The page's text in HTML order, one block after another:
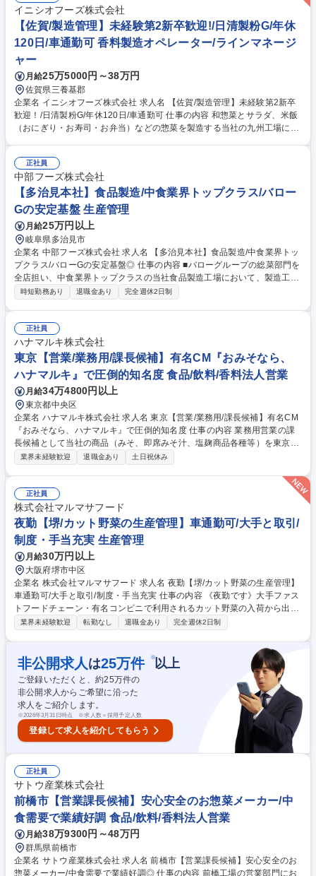
イニシオフーズ株式会社
【佐賀/製造管理】未経験第2新卒歓迎!/日清製粉G/年休
120日/車通勤可 香料製造オペレーター/ラインマネージ
ャー
月給25万5000円～38万円
佐賀県三養基郡
企業名 イニシオフーズ株式会社 求人名 【佐賀/製造管理】未経験第2新卒
歓迎！/日清製粉G/年休120日/車通勤可 仕事の内容 和惣菜とサラダ、米飯
（おにぎり・お寿司・お弁当）などの惣菜を製造する当社の九州工場にお
場での製造 ■部下(パート、アルバイトメンバー)への指示出し、シフト調
整、トレーニングの実施 ■納品時間に間に合うよう業務・人員の調整 ■そ
の他、製造現場の担当として生産性向上や事故の予防などの取り組み 募集
職種 【佐賀/製造管理】未経験第2新卒歓迎！/日清製粉G/年休120日/車通
勤可
正社員
中部フーズ株式会社
【多治見本社】食品製造/中食業界トップクラス/バロー
Gの安定基盤 生産管理
月給25万円以上
岐阜県多治見市
企業名 中部フーズ株式会社 求人名 【多治見本社】食品製造/中食業界トッ
プクラス/バローGの安定基盤◎ 仕事の内容 ■バローグループの総菜部門を
全店担い、中食業界トップクラスの当社食品製造工場において、製造工程
管理やパートスタッフへの指導をご担当いただきます。 【詳細】■製造業
製造スタッフとして経験を積んだ後、ゆくゆくはマネージャー職としての
活躍を期待しています。正当な評価制度と工場増設により、多くのキャリ
アを積んでいただけます。 募集職種 【多治見本社】食品製造/中食業界ト
ップクラス/バローGの安定基盤◎
時短勤務あり 退職金あり 完全週休2日制
正社員
ハナマルキ株式会社
東京【営業/業務用/課長候補】有名CM『おみそなら、
ハナマルキ』で圧倒的知名度 食品/飲料/香料法人営業
月給34万4800円以上
東京都中央区
企業名 ハナマルキ株式会社 求人名 東京【営業/業務用/課長候補】有名CM
『おみそなら、ハナマルキ』で圧倒的知名度 仕事の内容 業務用営業の課
長候補として当社の商品（みそ、即席みそ汁、塩麹商品各種等）を東京・
神奈川・千葉の業務用の食品問屋を通じ、外食産業やスーパー・コンビ
そ』に加え、特許技術を活かした『液体塩こうじ』や『熟成こうじパウダ
ー』など、世界中のシェフが注目する革新的な自社製品を提案できます。
素材本来の旨みを引き出し、冷めても美味しい料理を実現する力は、外食
や中食業界のメニュー開発において強力な武器になります。伝統と革新を
武器に、クライアントと共に新たな「食のスタンダード」を創り出す喜び
を体感できます 募集職種 東京【営業/業務用/課長候補】有名CM『おみそ
なら、ハナマルキ』で圧倒的知名度
業界未経験歓迎 退職金あり 土日祝休み
正社員
株式会社マルマサフード
夜勤【堺/カット野菜の生産管理】車通勤可/大手と取引/
制度・手当充実 生産管理
月給30万円以上
大阪府堺市中区
企業名 株式会社マルマサフード 求人名 夜勤【堺/カット野菜の生産管理】
車通勤可/大手と取引/制度・手当充実 仕事の内容 《夜勤です》大手ファス
トフードチェーン・有名コンビニで利用されるカット野菜の入荷から出荷
までの製造ラインに入り込み、人やモノの動きを管理する業務が主なお仕
配置が計画通りか確認 ■進捗管理：時間ごとの出来高をモニタリング ■段
取り・調整：進捗状況に応じた調整、配置の指示 ■翌日に向けた進捗確
認、試運転 ■事務作業：帳票まとめ、データ入力、日報作成、生産計画の
見直し 募集職種 夜勤【堺/カット野菜の生産管理】車通勤可/大手と取引/制
度・手当充実
業界未経験歓迎 転勤なし 退職金あり 完全週休2日制
非公開求人 は25万件 ※以上
ご登録いただくと、約25万件の
非公開求人からご希望に沿った
求人をご紹介します。
※2026年3月31日時点 ※求人数＝採用予定人数
登録して求人を紹介してもらう
正社員
サトウ産業株式会社
前橋市【営業課長候補】安心安全のお惣菜メーカー/中
食需要で業績好調 食品/飲料/香料法人営業
月給38万9300円～48万円
群馬県前橋市
企業名 サトウ産業株式会社 求人名 前橋市【営業課長候補】安心安全のお
惣菜メーカー/中食需要で業績好調◎ 仕事の内容 前橋工場の営業部門にお